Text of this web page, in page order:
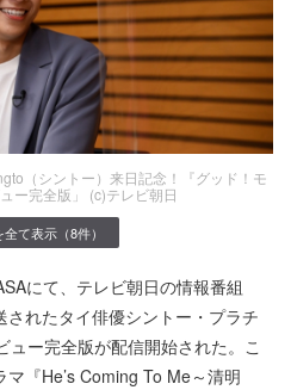
（シントー）来日記念！『グッド！モ
ー完全版」 (c)テレビ朝日
て表示（8件）
にて、テレビ朝日の情報番組
されたタイ俳優シントー・プラチ
ュー完全版が配信開始された。こ
『He’s Coming To Me～清明